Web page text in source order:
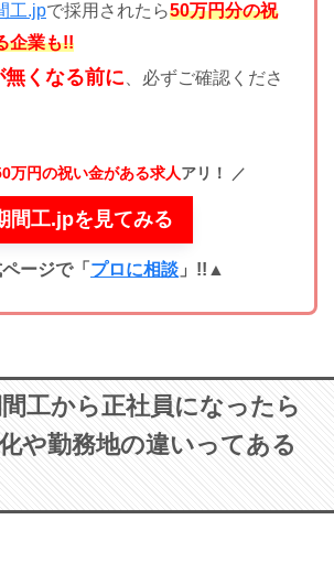
工.jpで採用されたら50万円分の祝
企業も!!
くなる前に 、必ずご確認くださ
万円の祝い金がある求人アリ！
間工.jpを見てみる
ージで「 プロに相談 」!! ▲
工から正社員になったら
や勤務地の違いってある